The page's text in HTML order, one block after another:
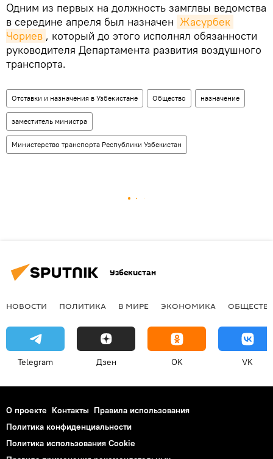
Одним из первых на должность замглвы ведомства
в середине апреля был назначен Жасурбек
Чориев , который до этого исполнял обязанности
руководителя Департамента развития воздушного
транспорта.
Отставки и назначения в Узбекистане Общество назначение
заместитель министра
Министерство транспорта Республики Узбекистан
Узбекистан
НОВОСТИ ПОЛИТИКА В МИРЕ ЭКОНОМИКА
Telegram Дзен OK VK
О проекте Контакты Правила использования
Политика конфиденциальности
Политика использования Cookie